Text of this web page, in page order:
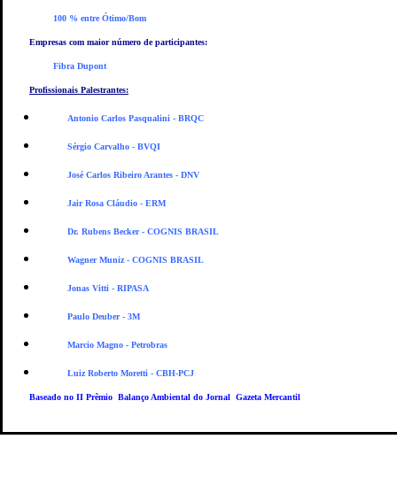
100 % entre Ótimo/Bom
Empresas com maior número de participantes:
Fibra Dupont
Profissionais Palestrantes:
Antonio Carlos Pasqualini - BRQC
Sérgio Carvalho - BVQI
José Carlos Ribeiro Arantes - DNV
Jair Rosa Cláudio - ERM
Dr. Rubens Becker - COGNIS BRASIL
Wagner Muniz - COGNIS BRASIL
Jonas Vitti - RIPASA
Paulo Deuber - 3M
Marcio Magno - Petrobras
Luiz Roberto Moretti - CBH-PCJ
Baseado no II Prêmio Balanço Ambiental do Jornal Gazeta Mercantil